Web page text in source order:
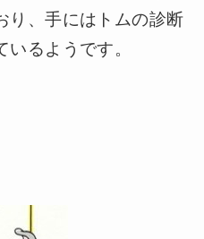
り、手にはトムの診断
るようです。